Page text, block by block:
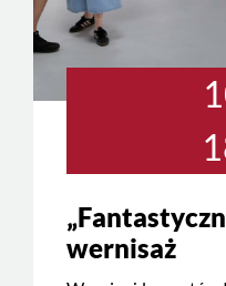
wernisaż